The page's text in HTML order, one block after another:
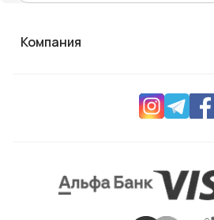
Компания